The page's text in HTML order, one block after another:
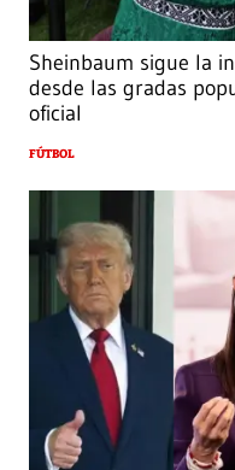
Sheinbaum sigue la
desde las gradas
oficial
FÚTBOL